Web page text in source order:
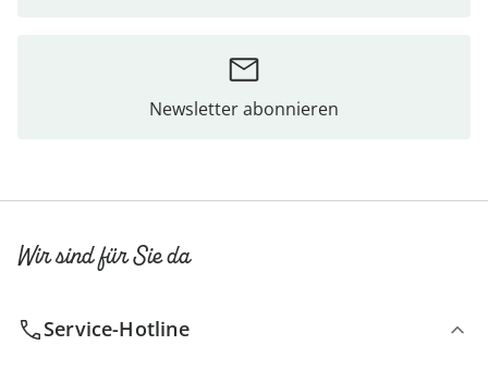
Newsletter abonnieren
Wir sind für Sie da
Service-Hotline